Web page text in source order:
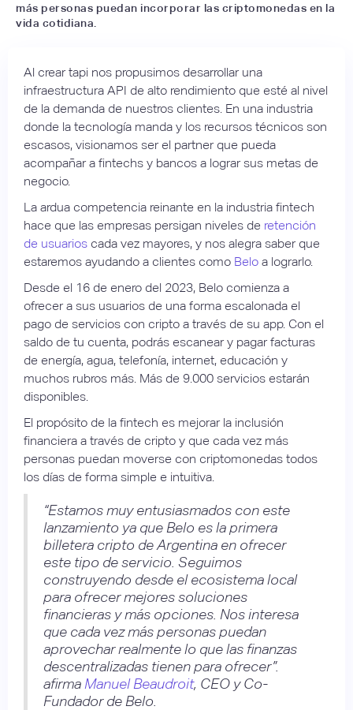
más personas puedan incorporar las criptomonedas en la
vida cotidiana.
Al crear tapi nos propusimos desarrollar una
infraestructura API de alto rendimiento que esté al nivel
de la demanda de nuestros clientes. En una industria
donde la tecnología manda y los recursos técnicos son
escasos, visionamos ser el partner que pueda
acompañar a fintechs y bancos a lograr sus metas de
negocio.
La ardua competencia reinante en la industria fintech
hace que las empresas persigan niveles de retención
de usuarios cada vez mayores, y nos alegra saber que
estaremos ayudando a clientes como Belo a lograrlo.
Desde el 16 de enero del 2023, Belo comienza a
ofrecer a sus usuarios de una forma escalonada el
pago de servicios con cripto a través de su app. Con el
saldo de tu cuenta, podrás escanear y pagar facturas
de energía, agua, telefonía, internet, educación y
muchos rubros más. Más de 9.000 servicios estarán
disponibles.
El propósito de la fintech es mejorar la inclusión
financiera a través de cripto y que cada vez más
personas puedan moverse con criptomonedas todos
los días de forma simple e intuitiva.
“Estamos muy entusiasmados con este
lanzamiento ya que Belo es la primera
billetera cripto de Argentina en ofrecer
este tipo de servicio. Seguimos
construyendo desde el ecosistema local
para ofrecer mejores soluciones
financieras y más opciones. Nos interesa
que cada vez más personas puedan
aprovechar realmente lo que las finanzas
descentralizadas tienen para ofrecer”.
afirma Manuel Beaudroit, CEO y Co-
Fundador de Belo.